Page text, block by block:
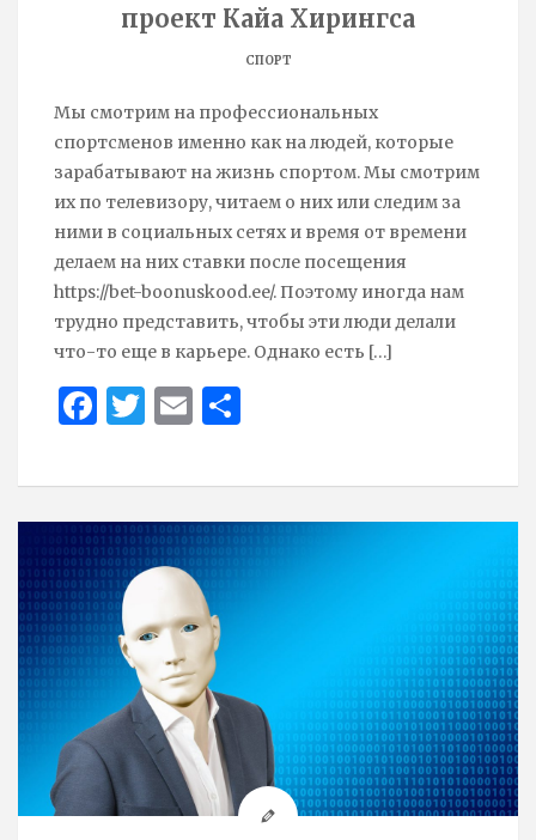
проект Кайа Хирингса
СПОРТ
Мы смотрим на профессиональных
спортсменов именно как на людей, которые
зарабатывают на жизнь спортом. Мы смотрим
их по телевизору, читаем о них или следим за
ними в социальных сетях и время от времени
делаем на них ставки после посещения
https://bet-boonuskood.ee/. Поэтому иногда нам
трудно представить, чтобы эти люди делали
что-то еще в карьере. Однако есть […]
Face
k
Twit
Ema